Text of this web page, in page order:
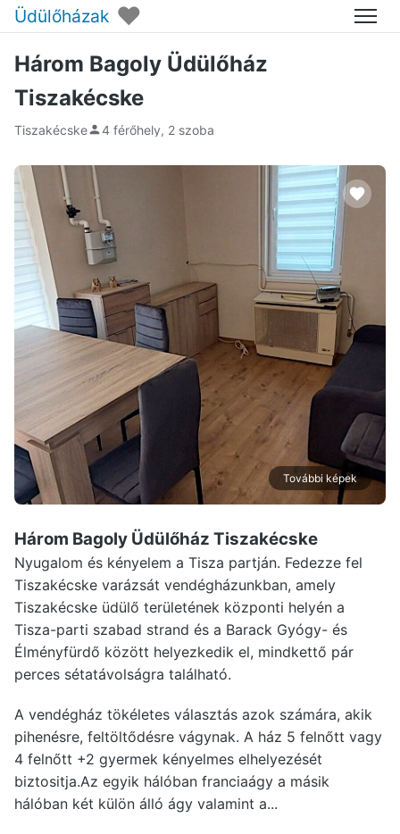
Üdülőházak ♥ Menü
Három Bagoly Üdülőház
Tiszakécske
Tiszakécske 4 férőhely, 2 szoba
További képek
Három Bagoly Üdülőház Tiszakécske
Nyugalom és kényelem a Tisza partján. Fedezze fel
Tiszakécske varázsát vendégházunkban, amely
Tiszakécske üdülő területének központi helyén a
Tisza-parti szabad strand és a Barack Gyógy- és
Élményfürdő között helyezkedik el, mindkettő pár
perces sétatávolságra található.
A vendégház tökéletes választás azok számára, akik
pihenésre, feltöltődésre vágynak. A ház 5 felnőtt vagy
4 felnőtt +2 gyermek kényelmes elhelyezését
biztositja.Az egyik hálóban franciaágy a másik
hálóban két külön álló ágy valamint a...